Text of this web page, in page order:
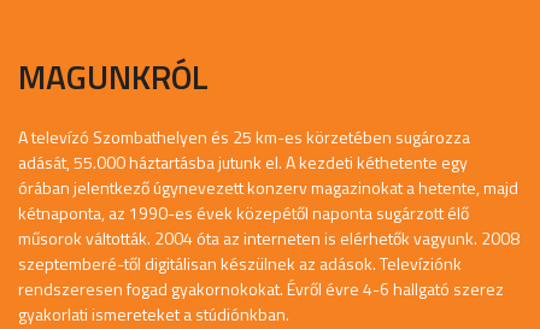
MAGUNKRÓL
A televízó Szombathelyen és 25 km-es körzetében sugározza
adását, 55.000 háztartásba jutunk el. A kezdeti kéthetente egy
órában jelentkező úgynevezett konzerv magazinokat a hetente, majd
kétnaponta, az 1990-es évek közepétől naponta sugárzott élő
műsorok váltották. 2004 óta az interneten is elérhetők vagyunk. 2008
szeptemberé-től digitálisan készülnek az adások. Televíziónk
rendszeresen fogad gyakornokokat. Évről évre 4-6 hallgató szerez
gyakorlati ismereteket a stúdiónkban.